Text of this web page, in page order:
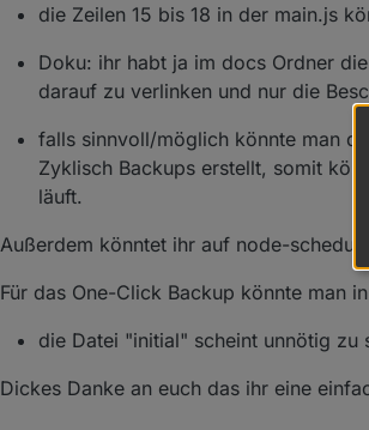
die Zeilen 15 bis 18 in der main.js
Doku: ihr habt ja im docs Ordner
darauf zu verlinken und nur die
falls sinnvoll/möglich könnte man
Zyklisch Backups erstellt, somit
läuft.
Außerdem könntet ihr auf node-
Für das One-Click Backup könnte man
die Datei "initial" scheint unnötig zu
Dickes Danke an euch das ihr eine